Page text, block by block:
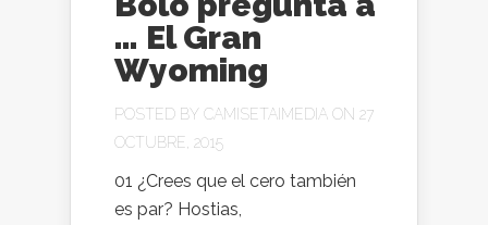
… El Gran
Wyoming
POSTED BY CAMISETAIMEDIA ON 27
OCTUBRE, 2015
01 ¿Crees que el cero también
es par? Hostias,